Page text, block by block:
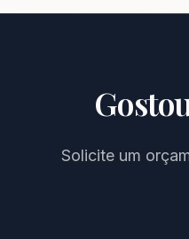
Solicite um